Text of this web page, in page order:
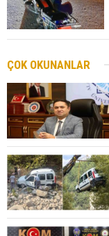
ÇOK OKUNANLAR